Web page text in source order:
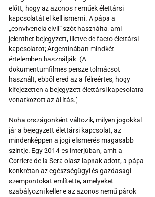
előtt, hogy az azonos neműek élettársi
kapcsolatát el kell ismerni. A pápa a
„convivencia civil” szót használta, ami
jelenthet bejegyzett, illetve de facto élettársi
kapcsolatot; Argentínában mindkét
értelemben használják. (A
dokumentumfilmes persze tolmácsot
használt, ebből ered az a félreértés, hogy
kifejezetten a bejegyzett élettársi kapcsolatra
vonatkozott az állítás.)
Noha országonként változik, milyen jogokkal
jár a bejegyzett élettársi kapcsolat, az
mindenképpen a jogi elismerés magasabb
szintje. Egy 2014-es interjúban, amit a
Corriere de la Sera olasz lapnak adott, a pápa
konkrétan az egészségügyi és gazdasági
szempontokat említette, amelyeket
szabályozni kellene az azonos nemű párok